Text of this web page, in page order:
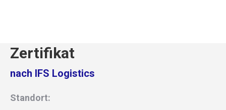
Zertifikat
nach IFS Logistics
Standort: